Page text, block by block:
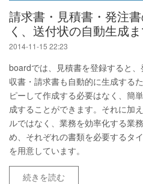
請求書・見積書・発注
く、送付状の自動生成
2014-11-15 22:23
boardでは、見積書を登録すると
収書・請求書も自動的に生成する
ピーして作成する必要はなく、簡
成することができます。それに加
ルではなく、業務を効率化する業
め、それぞれの書類を必要するタ
を用意しています。
続きを読む